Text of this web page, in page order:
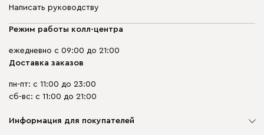
Написать руководству
Режим работы колл-центра
ежедневно с 09:00 до 21:00
Доставка заказов
пн-пт: с 11:00 до 23:00
сб-вс: с 11:00 до 21:00
Информация для покупателей